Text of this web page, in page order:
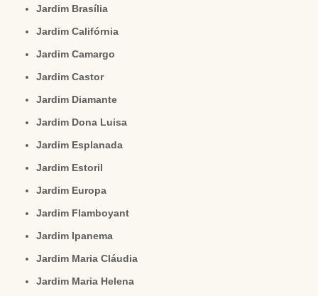
Jardim Brasília
Jardim Califórnia
Jardim Camargo
Jardim Castor
Jardim Diamante
Jardim Dona Luisa
Jardim Esplanada
Jardim Estoril
Jardim Europa
Jardim Flamboyant
Jardim Ipanema
Jardim Maria Cláudia
Jardim Maria Helena